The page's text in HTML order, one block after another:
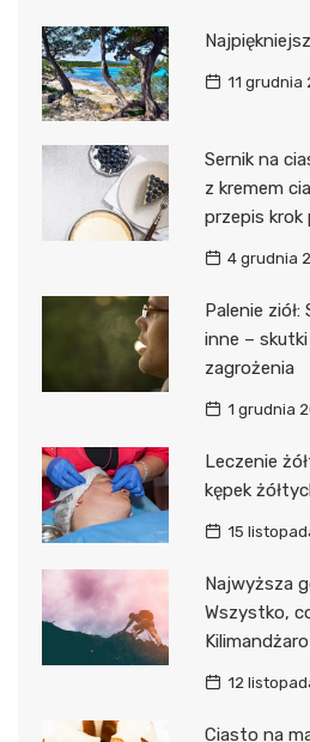
11 grudnia
Sernik na
z kremem
przepis krok
4 grudnia
Palenie ziół:
inne –
zagrożenia
1 grudnia
Leczenie
kępek
15
Najwyższa
Wszystko,
Kilimandżaro
12
Ciasto na